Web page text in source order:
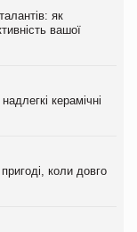
як
вашої
керамічні
коли довго